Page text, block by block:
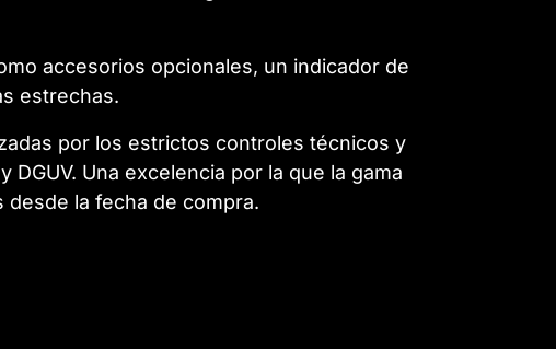
accesorios opcionales, un indicador de
estrechas.
por los estrictos controles técnicos y
Una excelencia por la que la gama
desde la fecha de compra.